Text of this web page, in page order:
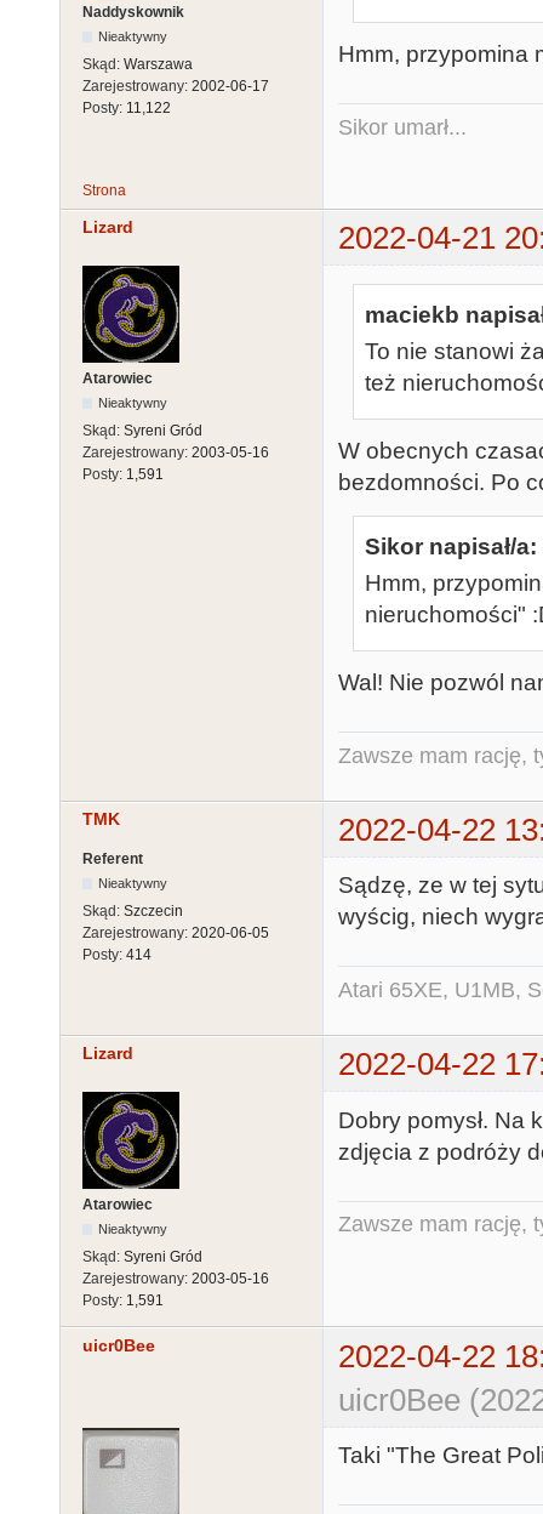
Naddyskownik
Nieaktywny
Skąd: Warszawa
Zarejestrowany: 2002-06-17
Posty: 11,122
Hmm, przypomina
Sikor umarł...
Strona
Lizard 2022-04-21
Atarowiec
Nieaktywny
Skąd: Syreni Gród
Zarejestrowany: 2003-05-16
Posty: 1,591
maciekb
To nie stanowi
też
W obecnych
bezdomności. Po
Sikor napisał/a:
Hmm,
nieruchomości"
Wal! Nie pozwól
Zawsze mam rację,
TMK 2022-04-22
Referent
Nieaktywny
Skąd: Szczecin
Zarejestrowany: 2020-06-05
Posty: 414
Sądzę, ze w tej
wyścig, niech
Atari 65XE, U1MB,
Lizard 2022-04-22
Atarowiec
Nieaktywny
Skąd: Syreni Gród
Zarejestrowany: 2003-05-16
Posty: 1,591
Dobry pomysł. Na
zdjęcia z podróży
Zawsze mam rację,
uicr0Bee
2022-04-22
uicr0Bee
Taki "The Great